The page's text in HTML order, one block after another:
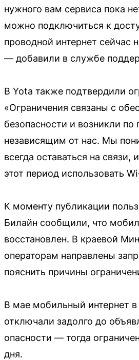
нужного вам сервиса пока
можно подключиться к
проводной интернет сейчас
— добавили в службе
В Yota также подтвердили
«Ограничения связаны с
безопасности и возникли по
независящим от нас. Мы
всегда оставаться на связи,
этот период использовать
К моменту публикации
Билайн сообщили, что
восстановлен. В краевой
операторам направлены
пояснить причины
В мае мобильный интернет
отключали задолго до
опасности — тогда
дня.